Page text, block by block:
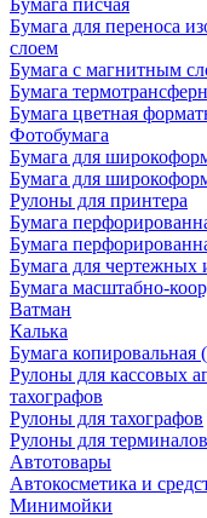
Бумага писчая
Бумага для переноса
слоем
Бумага с магнитным
Бумага
Бумага цветная
Фотобумага
Бумага для
Бумага для
Рулоны для принтера
Бумага
Бумага
Бумага для чертежных
Бумага масштабно-
Ватман
Калька
Бумага копировальная
Рулоны для кассовых
тахографов
Рулоны для тахографов
Рулоны для
Автотовары
Автокосметика и
Минимойки